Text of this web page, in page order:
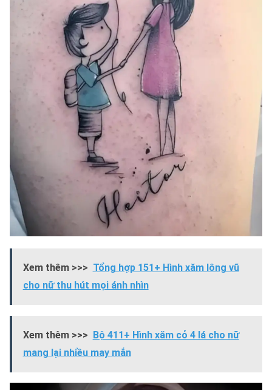
Xem thêm >>> Tổng hợp 151+ Hình xăm lông vũ
cho nữ thu hút mọi ánh nhìn
Xem thêm >>>
Bộ 411+ Hình xăm cỏ 4 lá cho nữ
mang lại nhiều may mắn